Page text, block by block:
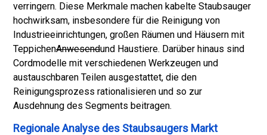
verringern. Diese Merkmale machen kabelte Staubsauger
hochwirksam, insbesondere für die Reinigung von
Industrieeinrichtungen, großen Räumen und Häusern mit
TeppichenAnwesendund Haustiere. Darüber hinaus sind
Cordmodelle mit verschiedenen Werkzeugen und
austauschbaren Teilen ausgestattet, die den
Reinigungsprozess rationalisieren und so zur
Ausdehnung des Segments beitragen.
Regionale Analyse des Staubsaugers Markt